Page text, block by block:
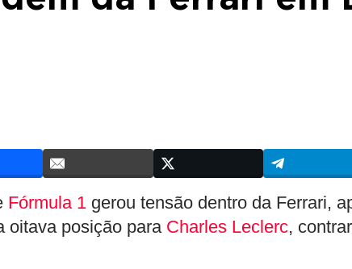
Fórmula 1 gerou tensão dentro da Ferrari,
oitava posição para Charles Leclerc,